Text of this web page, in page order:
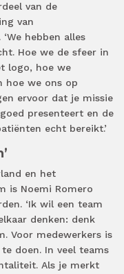
van de
van
. ‘We hebben alles
Hoe we de sfeer in
logo, hoe we
hoe we ons op
ervoor dat je missie
presenteert en de
echt bereikt.’
en het
is Noemi Romero
‘Ik wil een team
denken: denk
Voor medewerkers is
doen. In veel teams
Als je merkt